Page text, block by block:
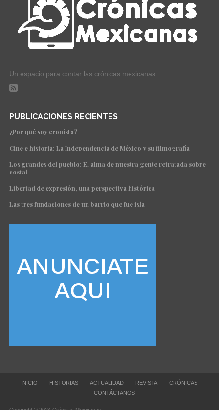
Un espacio para contar las crónicas mexicanas.
PUBLICACIONES RECIENTES
¿Por qué soy cronista?
Cine e historia: La Independencia de México y su filmografía
Los grandes del pueblo: El alma de nuestra gente retratada sobre
costal
Libertad de expresión, una perspectiva histórica
Las tres fundaciones de un barrio que fue isla
INICIO HISTORIAS ACTUALIDAD REVISTA
CRÓNICAS
CONTÁCTANOS